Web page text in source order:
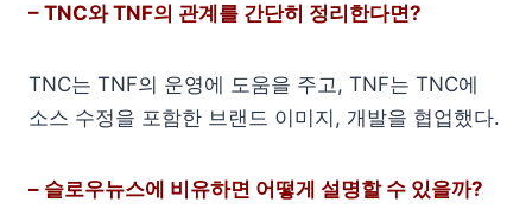
– TNC와 TNF의 관계를 간단히 정리한다면?
TNC는 TNF의 운영에 도움을 주고, TNF는 TNC에
소스 수정을 포함한 브랜드 이미지, 개발을 협업했다.
– 슬로우뉴스에 비유하면 어떻게 설명할 수 있을까?